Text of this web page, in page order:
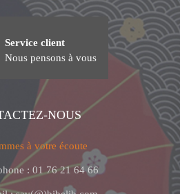
Service client
Nous pensons à vous
NOUS
à votre écoute
: 01 76 21 64 66